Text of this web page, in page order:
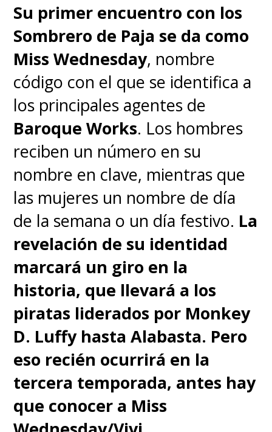
Su primer encuentro con los
Sombrero de Paja se da como
Miss Wednesday, nombre
código con el que se identifica a
los principales agentes de
Baroque Works. Los hombres
reciben un número en su
nombre en clave, mientras que
las mujeres un nombre de día
de la semana o un día festivo. La
revelación de su identidad
marcará un giro en la
historia, que llevará a los
piratas liderados por Monkey
D. Luffy hasta Alabasta. Pero
eso recién ocurrirá en la
tercera temporada, antes hay
que conocer a Miss